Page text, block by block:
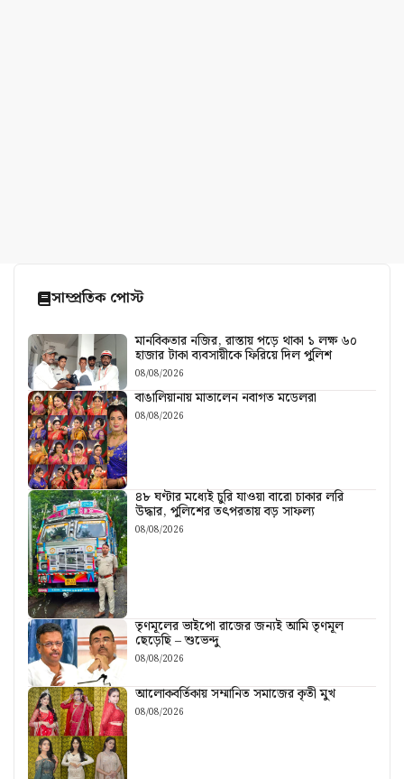
সাম্প্রতিক পোস্ট
মানবিকতার নজির, রাস্তায় পড়ে থাকা ১ লক্ষ ৬০
হাজার টাকা ব্যবসায়ীকে ফিরিয়ে দিল পুলিশ
08/08/2026
বাঙালিয়ানায় মাতালেন নবাগত মডেলরা
08/08/2026
৪৮ ঘণ্টার মধ্যেই চুরি যাওয়া বারো চাকার লরি
উদ্ধার, পুলিশের তৎপরতায় বড় সাফল্য
08/08/2026
তৃণমূলের ভাইপো রাজের জন্যই আমি তৃণমূল
ছেড়েছি – শুভেন্দু
08/08/2026
আলোকবর্তিকায় সম্মানিত সমাজের কৃতী মুখ
08/08/2026